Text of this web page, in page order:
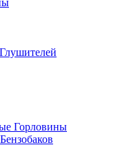
Горловины